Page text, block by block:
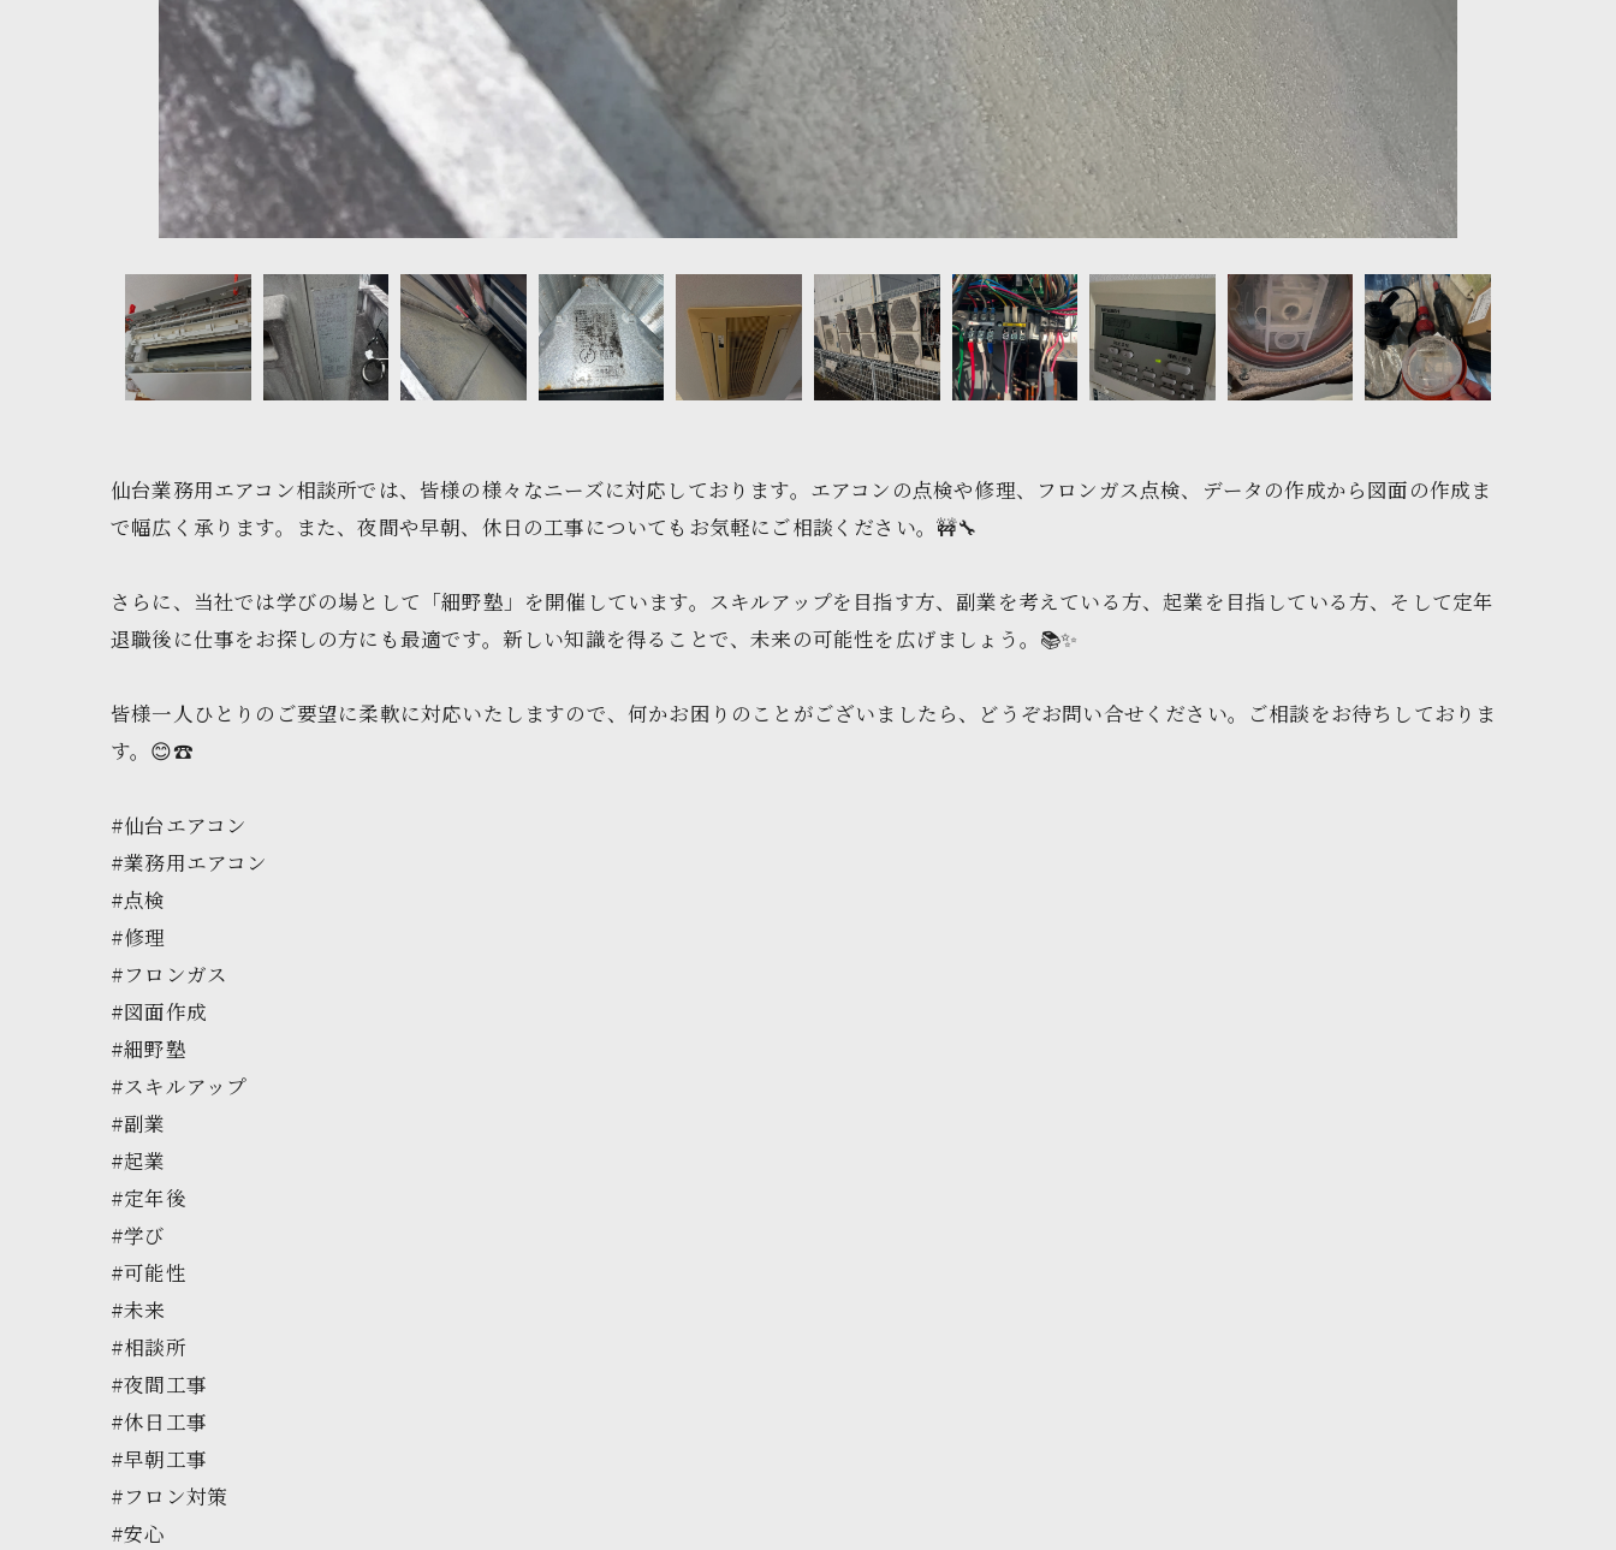
仙台業務用エアコン相談所では、皆様の様々なニーズに対応しております。エアコンの点検や修理、フロンガス点検、データの作成から図面の作成ま
で幅広く承ります。また、夜間や早朝、休日の工事についてもお気軽にご相談ください。🚧🔧
さらに、当社では学びの場として「細野塾」を開催しています。スキルアップを目指す方、副業を考えている方、起業を目指している方、そして定年
退職後に仕事をお探しの方にも最適です。新しい知識を得ることで、未来の可能性を広げましょう。📚✨
皆様一人ひとりのご要望に柔軟に対応いたしますので、何かお困りのことがございましたら、どうぞお問い合せください。ご相談をお待ちしておりま
す。😊☎️
#仙台エアコン
#業務用エアコン
#点検
#修理
#フロンガス
#図面作成
#細野塾
#スキルアップ
#副業
#起業
#定年後
#学び
#可能性
#未来
#相談所
#夜間工事
#休日工事
#早朝工事
#フロン対策
#安心